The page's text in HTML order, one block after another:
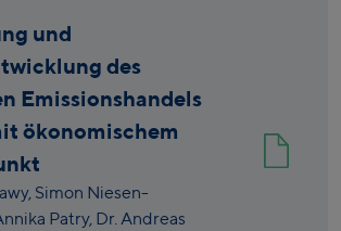
und
des
Emissionshandels
ökonomischem
Simon Niesen-
Patry, Dr. Andreas